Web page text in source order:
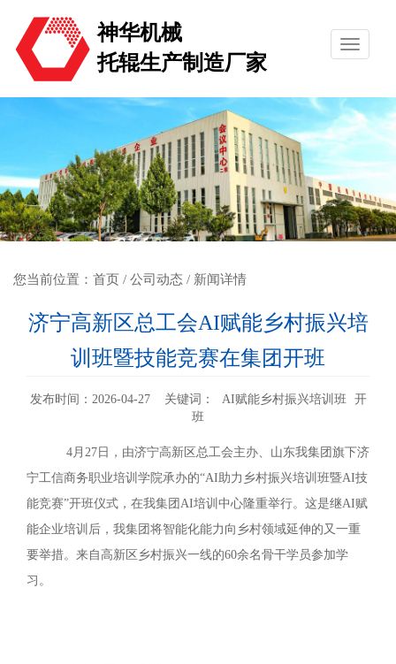
神华机械
托辊生产制造厂家
您当前位置： 首页 / 公司动态 / 新闻详情
济宁高新区总工会AI赋能乡村振兴培
训班暨技能竞赛在集团开班
发布时间：2026-04-27 关键词： AI赋能乡村振兴培训班
开
班
4月27日，由济宁高新区总工会主办、山东我集团旗下济
宁工信商务职业培训学院承办的“AI助力乡村振兴培训班暨AI技
能竞赛”开班仪式，在我集团AI培训中心隆重举行。这是继AI赋
能企业培训后，我集团将智能化能力向乡村领域延伸的又一重
要举措。来自高新区乡村振兴一线的60余名骨干学员参加学
习。